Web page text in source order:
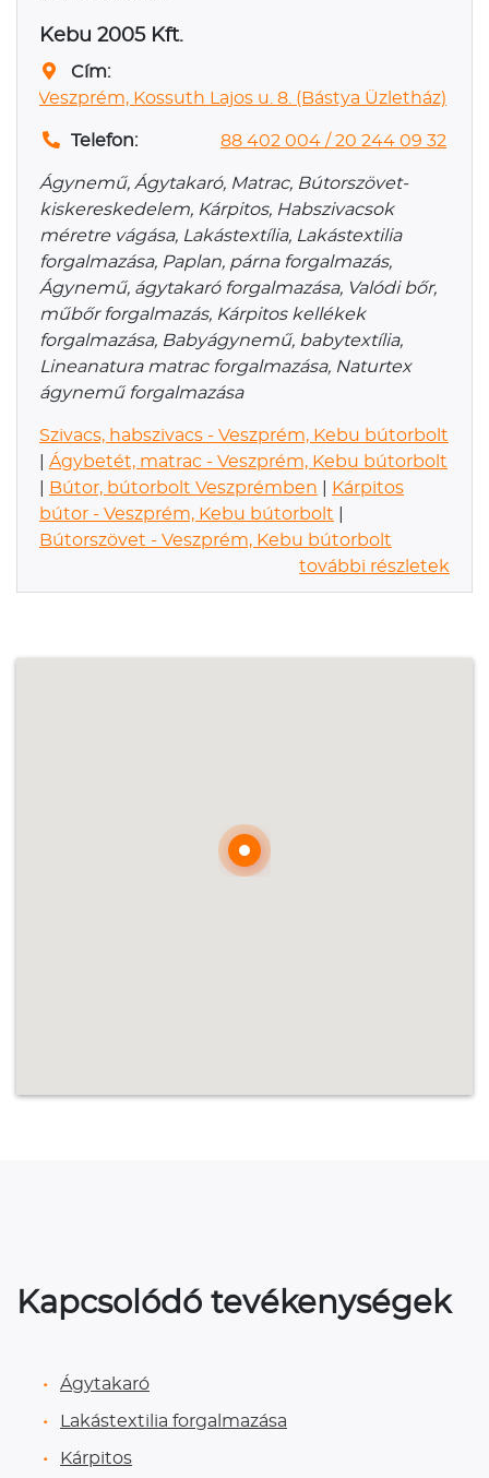
Kebu 2005 Kft.
Cím:
Veszprém, Kossuth Lajos u. 8. (Bástya Üzletház)
Telefon: 88 402 004 / 20 244 09 32
Ágynemű, Ágytakaró, Matrac, Bútorszövet-
kiskereskedelem, Kárpitos, Habszivacsok
méretre vágása, Lakástextília, Lakástextilia
forgalmazása, Paplan, párna forgalmazás,
Ágynemű, ágytakaró forgalmazása, Valódi bőr,
műbőr forgalmazás, Kárpitos kellékek
forgalmazása, Babyágynemű, babytextília,
Lineanatura matrac forgalmazása, Naturtex
ágynemű forgalmazása
Szivacs, habszivacs - Veszprém, Kebu bútorbolt
Ágybetét, matrac - Veszprém, Kebu bútorbolt
Bútor, bútorbolt Veszprémben
Kárpitos
bútor - Veszprém, Kebu bútorbolt
Bútorszövet - Veszprém, Kebu bútorbolt
további részletek
Kapcsolódó tevékenységek
Ágytakaró
Lakástextilia forgalmazása
Kárpitos